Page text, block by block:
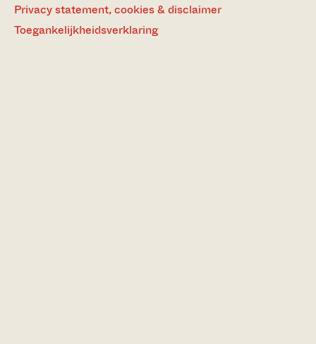
Privacy statement, cookies & disclaimer
Toegankelijkheidsverklaring